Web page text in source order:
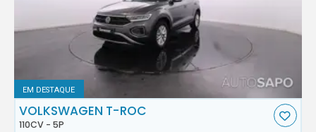
EM DESTAQUE
VOLKSWAGEN T-ROC
110CV - 5P